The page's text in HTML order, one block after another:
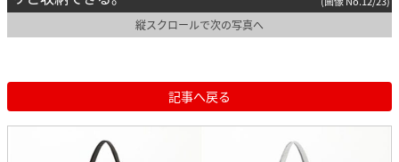
縦スクロールで次の写真へ
記事へ戻る